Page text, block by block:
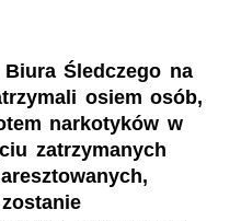
Śledczego na
osiem osób,
narkotyków w
zatrzymanych